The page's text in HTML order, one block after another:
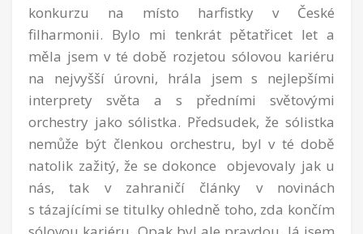
konkurzu na místo harfistky v České
filharmonii. Bylo mi tenkrát pětatřicet let a
měla jsem v té době rozjetou sólovou kariéru
na nejvyšší úrovni, hrála jsem s nejlepšími
interprety světa a s předními světovými
orchestry jako sólistka. Předsudek, že sólistka
nemůže být členkou orchestru, byl v té době
natolik zažitý, že se dokonce objevovaly jak u
nás, tak v zahraničí články v novinách
s tázajícími se titulky ohledně toho, zda končím